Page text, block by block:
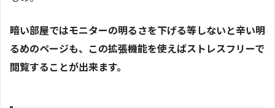
暗い部屋ではモニターの明るさを下げる等しないと辛い明
るめのページも、この拡張機能を使えばストレスフリーで
閲覧することが出来ます。